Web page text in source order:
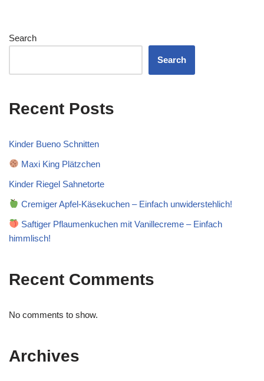
Search
Search
Recent Posts
Kinder Bueno Schnitten
Maxi King Plätzchen
Kinder Riegel Sahnetorte
Cremiger Apfel-Käsekuchen – Einfach unwiderstehlich!
Saftiger Pflaumenkuchen mit Vanillecreme – Einfach
himmlisch!
Recent Comments
No comments to show.
Archives